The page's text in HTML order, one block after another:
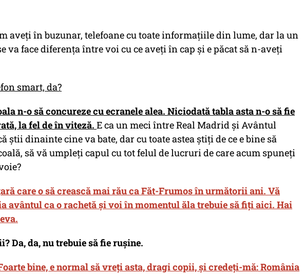
aveți în buzunar, telefoane cu toate informațiile din lume, dar la un
va face diferența între voi cu ce aveți în cap și e păcat să n-aveți
smart, da?
n-o să concureze cu ecranele alea. Niciodată tabla asta n-o să fie
la fel de în viteză. E ca un meci între Real Madrid și Avântul
știi dinainte cine va bate, dar cu toate astea știți de ce e bine să
să vă umpleți capul cu tot felul de lucruri de care acum spuneți
care o să crească mai rău ca Făt-Frumos în următorii ani. Vă
avântul ca o rachetă și voi în momentul ăla trebuie să fiți aici. Hai
Da, da, nu trebuie să fie rușine.
bine, e normal să vreți asta, dragi copii, și credeți-mă: România